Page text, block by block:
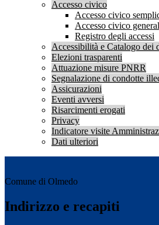
Accesso civico
Accesso civico
Accesso civico
Registro degli accessi
Accessibilità e Catalogo dei
Elezioni trasparenti
Attuazione misure PNRR
Segnalazione di condotte
Assicurazioni
Eventi avversi
Risarcimenti erogati
Privacy
Indicatore visite
Dati ulteriori
Comune di Olmedo
Indirizzo e recapiti